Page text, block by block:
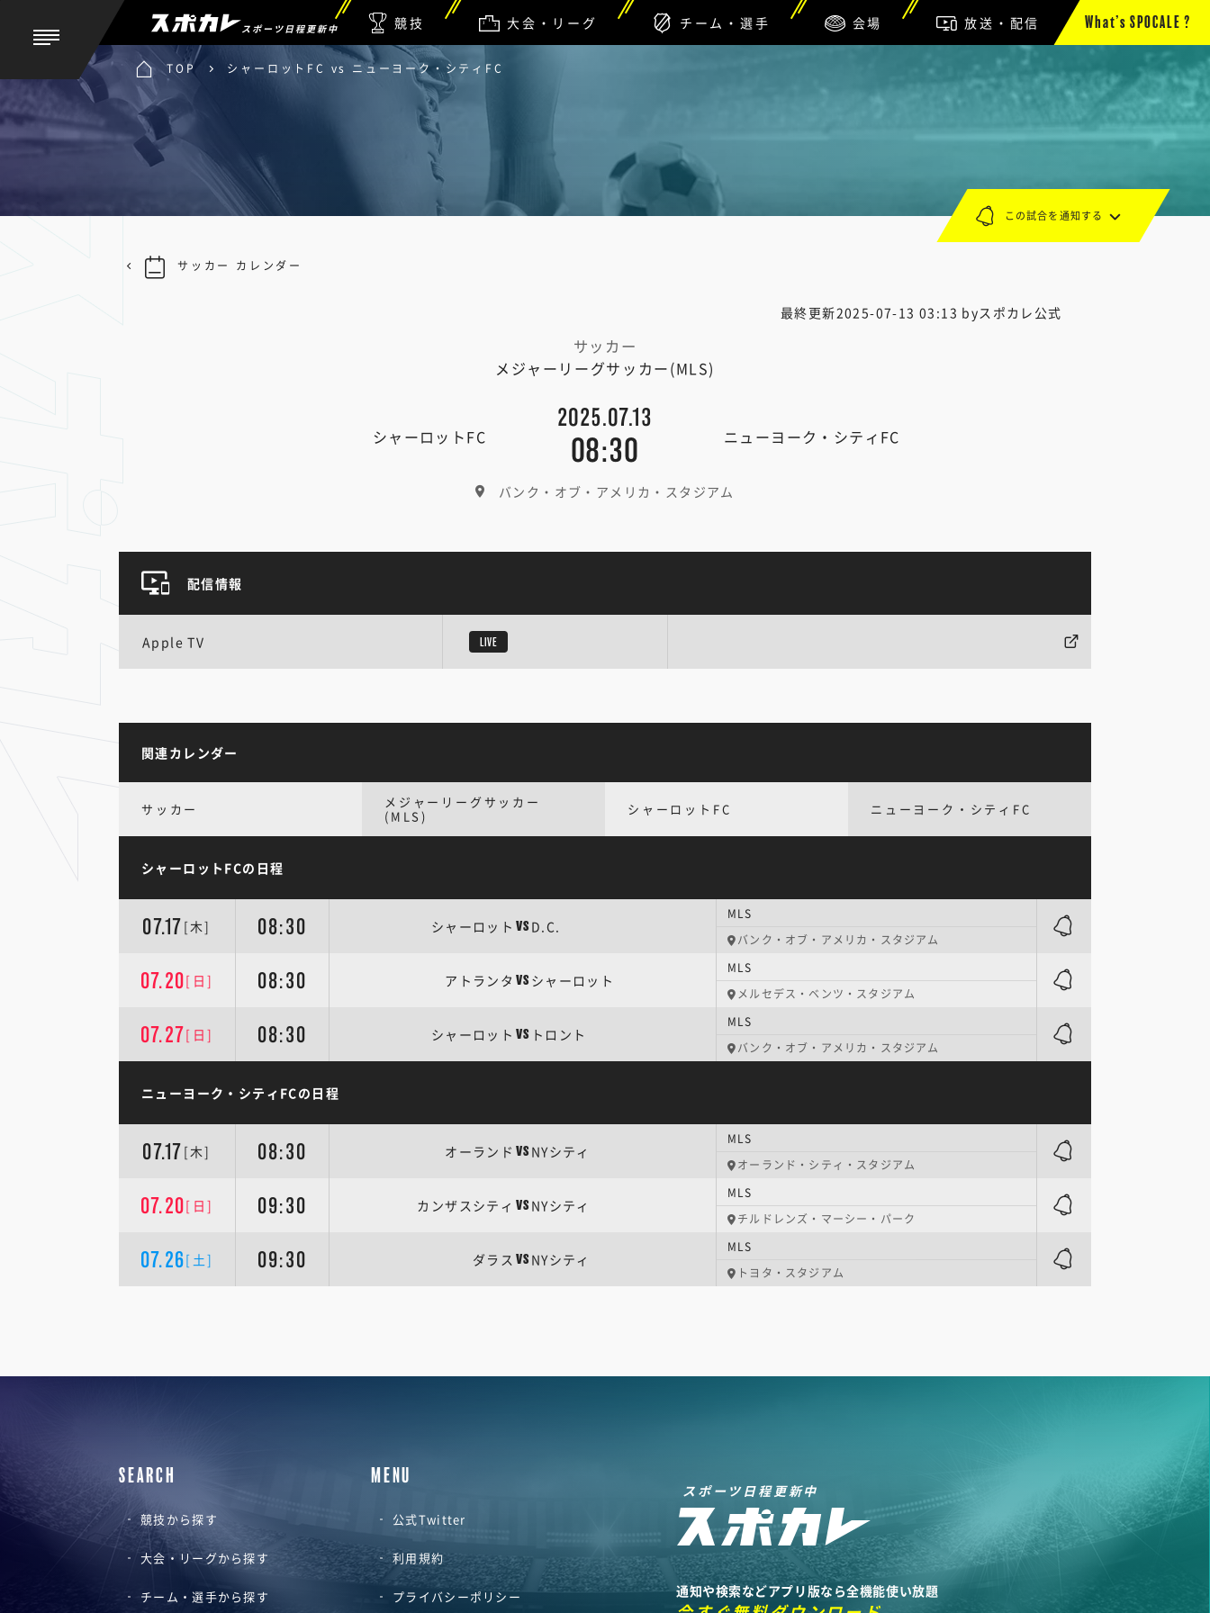
スポーツ日程更新中 競技 大会・リーグ チーム・選手 会場 放送・配信 What’s SPOCALE ?
TOP シャーロットFC vs ニューヨーク・シティFC
最終更新2025-07-13 03:13 byスポカレ公式
サッカー
メジャーリーグサッカー(MLS)
シャーロットFC
2025.07.13
08:30 ニューヨーク・シティFC
バンク・オブ・アメリカ・スタジアム
この試合を通知する
サッカー カレンダー
配信情報
Apple TV LIVE
関連カレンダー
サッカー
メジャーリーグサッカー
(MLS)
シャーロットFC ニューヨーク・シティFC
シャーロットFCの日程
07.17 [木] 08:30 シャーロット VS D.C.
MLS
バンク・オブ・アメリカ・スタジアム
07.20[日] 08:30 アトランタ VS シャーロット
MLS
メルセデス・ベンツ・スタジアム
07.27[日] 08:30 シャーロット VS トロント
MLS
バンク・オブ・アメリカ・スタジアム
ニューヨーク・シティFCの日程
07.17 [木] 08:30 オーランド VS NYシティ
MLS
オーランド・シティ・スタジアム
07.20[日] 09:30 カンザスシティ VS NYシティ
MLS
チルドレンズ・マーシー・パーク
07.26[土] 09:30 ダラス VS NYシティ
MLS
トヨタ・スタジアム
SEARCH
競技から探す
大会・リーグから探す
チーム・選手から探す
MENU
公式Twitter
利用規約
プライバシーポリシー
スポーツ日程更新中
通知や検索などアプリ版なら全機能使い放題